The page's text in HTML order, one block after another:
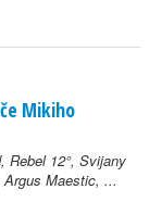
Mikiho
Rebel 12°, Svijany
Argus Maestic, ...